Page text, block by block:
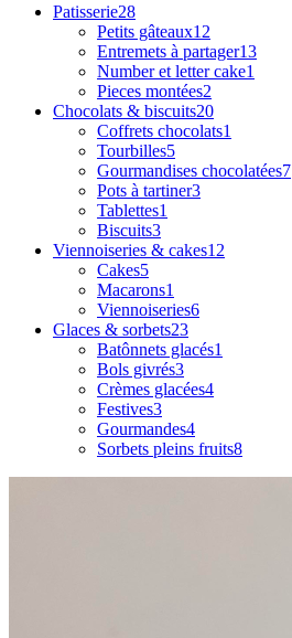
Patisserie28
Petits gâteaux12
Entremets à partager13
Number et letter cake1
Pieces montées2
Chocolats & biscuits20
Coffrets chocolats1
Tourbilles5
Gourmandises chocolatées7
Pots à tartiner3
Tablettes1
Biscuits3
Viennoiseries & cakes12
Cakes5
Macarons1
Viennoiseries6
Glaces & sorbets23
Batônnets glacés1
Bols givrés3
Crèmes glacées4
Festives3
Gourmandes4
Sorbets pleins fruits8